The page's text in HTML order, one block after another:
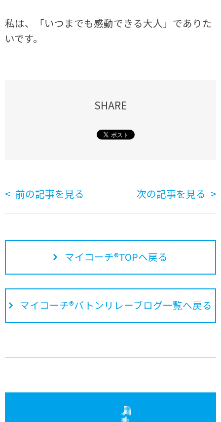
私は、「いつまでも感動できる大人」でありた
いです。
SHARE
前の記事を見る 次の記事を見る
マイコーチ®TOPへ戻る
マイコーチ®バトンリレーブログ一覧へ戻る